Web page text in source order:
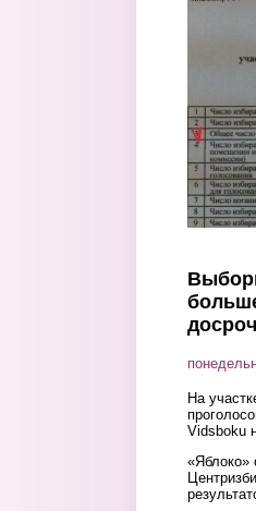
Перейти к основному содержанию
На
Vidsboku
«Яблоко»